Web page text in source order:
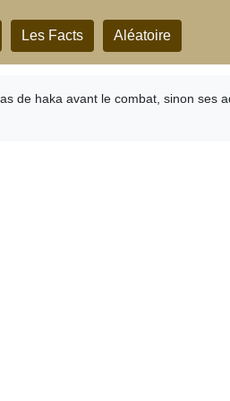
Les Facts Aléatoire
de haka avant le combat, sinon ses